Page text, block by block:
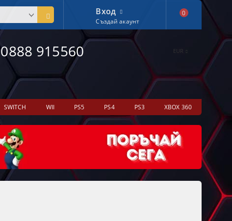
0888 915560 EUR
Вход
Създай акаунт
0
SWITCH WII PS5 PS4 PS3 XBOX 360